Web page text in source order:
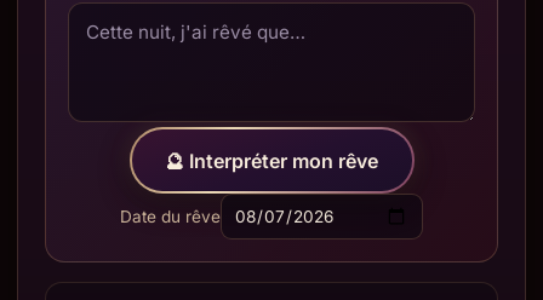
🔮 Interpréter mon rêve
Date du rêve